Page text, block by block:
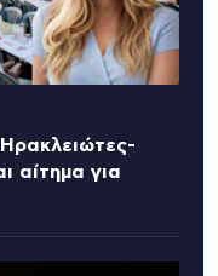
αίτημα για